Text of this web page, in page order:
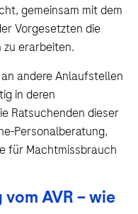
gemeinsam mit dem
Vorgesetzten die
zu erarbeiten.
andere Anlaufstellen
in deren
Ratsuchenden dieser
Personalberatung,
für Machtmissbrauch
AVR – wie